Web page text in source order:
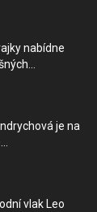
nabídne
je na
vlak Leo